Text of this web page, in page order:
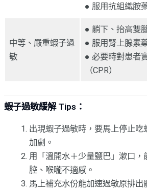
● 服用抗組織胺
中等、嚴重蝦子過
敏
● 躺下、抬高雙
● 服用腎上腺素
● 必要時對患者
（CPR）
蝦子過敏緩解 Tips：
出現蝦子過敏時，要馬上停止吃
加劇。
用「溫開水＋少量鹽巴」漱口，
腔、喉嚨不適感。
馬上補充水份能加速過敏原排出